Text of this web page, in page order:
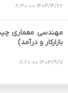
1404/4/22 8:30:00
مهندسی معماری
بازارکار و درآمد)
1403/9/7 8:20:00